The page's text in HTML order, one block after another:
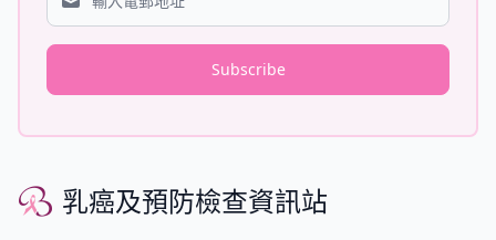
Subscribe
乳癌及預防檢查資訊站
乳癌及預防檢查資訊站